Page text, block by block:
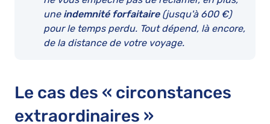
une indemnité forfaitaire(jusqu'à 600 €)
pour le temps perdu. Tout dépend, là encore,
de la distance de votre voyage.
Le cas des « circonstances
extraordinaires »